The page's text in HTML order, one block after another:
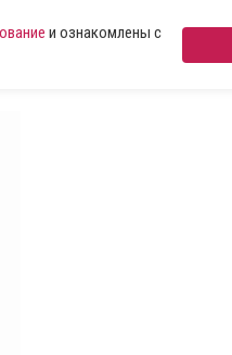
и ознакомлены с